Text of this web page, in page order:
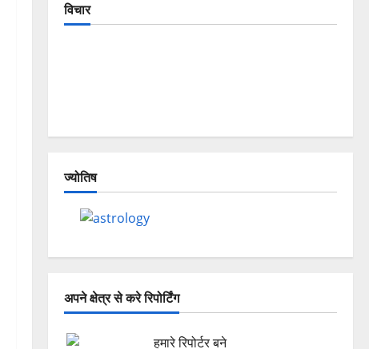
विचार
ज्योतिष
अपने क्षेत्र से करे रिपोर्टिंग